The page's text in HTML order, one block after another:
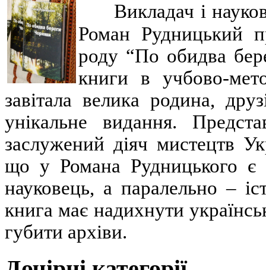
Викладач і
Роман Рудницький
роду “По обидва
книги в учбово-
завітала велика родина,
унікальне видання.
заслужений діяч мистецтв
що у Романа Рудницького є
науковець, а паралельно –
книга має надихнути
губити архіви.